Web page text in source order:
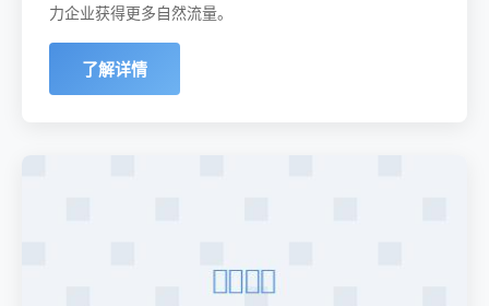
力企业获得更多自然流量。
了解详情